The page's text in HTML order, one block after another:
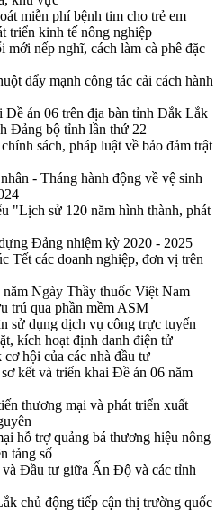
miễn phí bệnh tim cho trẻ em
triển kinh tế nông nghiệp
nếp nghĩ, cách làm cà phê đặc
đẩy mạnh công tác cải cách hành
Đề án 06 trên địa bàn tỉnh Đắk Lắk
Đảng bộ tỉnh lần thứ 22
sách, pháp luật về bảo đảm trật
- Tháng hành động về vệ sinh
"Lịch sử 120 năm hình thành, phát
Đảng nhiệm kỳ 2020 - 2025
Tết các doanh nghiệp, đơn vị trên
Ngày Thầy thuốc Việt Nam
trú qua phần mềm ASM
sử dụng dịch vụ công trực tuyến
kích hoạt định danh điện tử
hội của các nhà đầu tư
kết và triển khai Đề án 06 năm
thương mại và phát triển xuất
hỗ trợ quảng bá thương hiệu nông
tảng số
Đầu tư giữa Ấn Độ và các tỉnh
chủ động tiếp cận thị trường quốc